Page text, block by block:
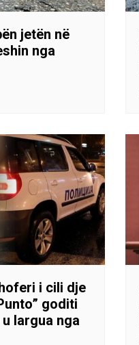
jetën në
nga
i cili dje
goditi
largua nga